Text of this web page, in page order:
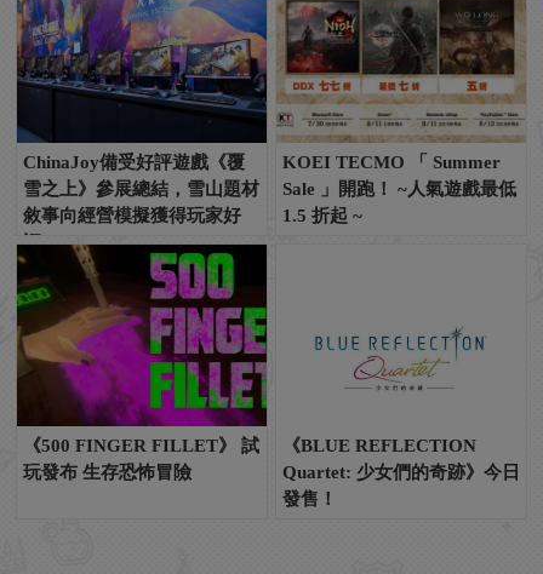
ChinaJoy備受好評遊戲《覆
雪之上》參展總結，雪山題材
敘事向經營模擬獲得玩家好
評！
KOEI TECMO 「 Summer
Sale 」開跑！ ~人氣遊戲最低
1.5 折起 ~
《500 FINGER FILLET》 試
玩發布 生存恐怖冒險
《BLUE REFLECTION
Quartet: 少女們的奇跡》今日
發售！